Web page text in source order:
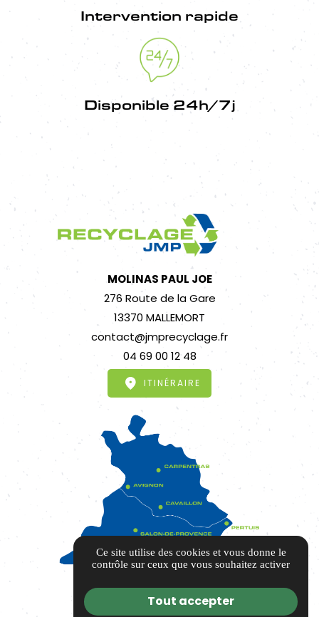
Intervention rapide
Disponible 24h/7j
MOLINAS PAUL JOE
276 Route de la Gare
13370 MALLEMORT
contact@jmprecyclage.fr
04 69 00 12 48
ITINÉRAIRE
Ce site utilise des cookies et vous donne le
contrôle sur ceux que vous souhaitez activer
Tout accepter